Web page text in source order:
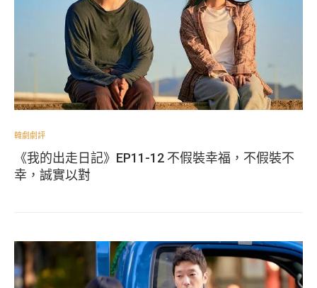
韓劇劇評
《我的出走日記》EP11-12 不假裝幸福，不假裝不
幸，誠實以對